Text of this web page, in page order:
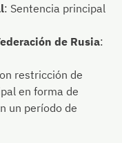
: Sentencia principal
de Rusia:
restricción de
en forma de
un período de